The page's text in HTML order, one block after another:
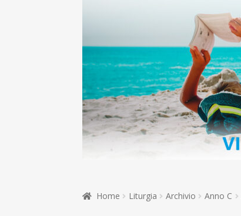
Home Liturgia Archivio Anno C